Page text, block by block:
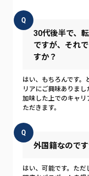
Q
30代後半で、
ですが、それ
すか？
はい、もちろんです。
リアにご興味ありま
加味した上でのキャリ
ただきます。
Q
外国籍なので
はい、可能です。た